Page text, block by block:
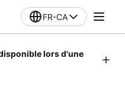
FR-CA
lors d'une